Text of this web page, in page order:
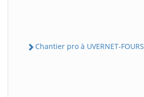
Chantier pro à UVERNET-FOURS